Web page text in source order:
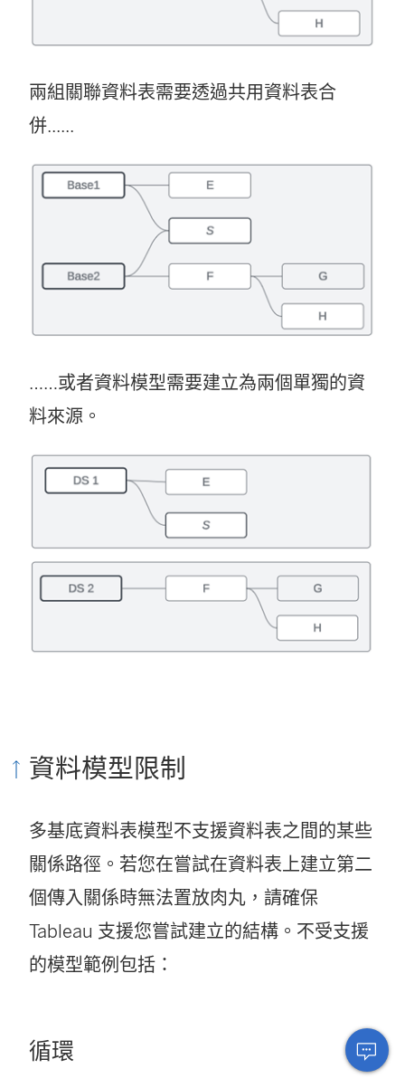
兩組關聯資料表需要透過共用資料表合
併......
……或者資料模型需要建立為兩個單獨的資
料來源。
資料模型限制
多基底資料表模型不支援資料表之間的某些
關係路徑。若您在嘗試在資料表上建立第二
個傳入關係時無法置放肉丸，請確保
Tableau 支援您嘗試建立的結構。不受支援
的模型範例包括：
循環